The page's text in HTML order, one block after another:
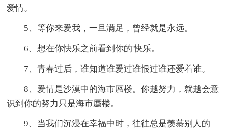
爱情。
5、等你来爱我，一旦满足，曾经就是永远。
6、想在你快乐之前看到你的'快乐。
7、青春过后，谁知道谁爱过谁恨过谁还爱着谁。
8、爱情是沙漠中的海市蜃楼。你越努力，就越会意
识到你的努力只是海市蜃楼。
9、当我们沉浸在幸福中时，往往总是羡慕别人的